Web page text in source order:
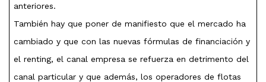
anteriores.
También hay que poner de manifiesto que el mercado ha
cambiado y que con las nuevas fórmulas de financiación y
el renting, el canal empresa se refuerza en detrimento del
canal particular y que además, los operadores de flotas